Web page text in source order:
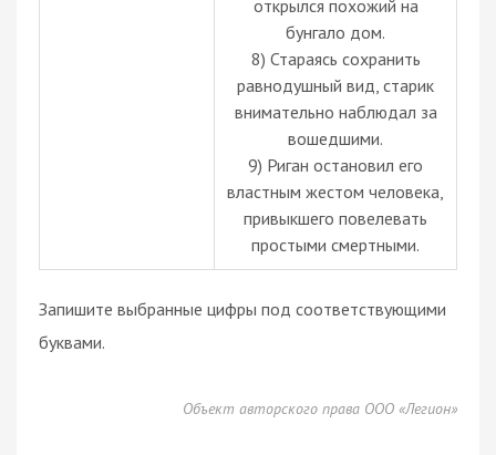
открылся похожий на
бунгало дом.
8) Стараясь сохранить
равнодушный вид, старик
внимательно наблюдал за
вошедшими.
9) Риган остановил его
властным жестом человека,
привыкшего повелевать
простыми смертными.
Запишите выбранные цифры под соответствующими
буквами.
Объект авторского права ООО «Легион»